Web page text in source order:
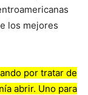
los mejores
por tratar de
abrir. Uno para